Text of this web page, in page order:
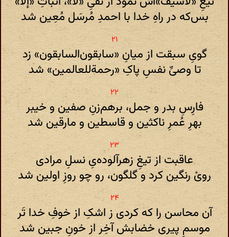
بس‌که در راهِ خدا با احمدِ مُرسَل مُعِین شد
گویِ سبقت از میانِ «سابقون‌السابقون» زد
تا وصیِّ نفسِ پاکِ «رحمة‌للعالمین» شد
فارِسِ بدر و جمل، برهم‌زنِ صفین و خیبر
بهرِ عُمرِ ناکثین و قاسطین و مارقین شد
عاقبت از تیغِ زهرآلوده‌یِ نسلِ مرادی
رویْ رنگین کرد و گلگون، رو چو روزِ اولین شد
آن محاسن را که کردی ز اشکِ از خوفِ خدا تَر
موسمِ پیری خضابش آخِر از خونِ جبین شد